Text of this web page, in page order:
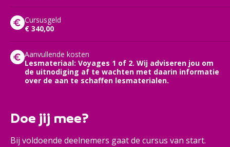
Cursusgeld
€ 340,00
Aanvullende kosten
Lesmateriaal: Voyages 1 of 2. Wij adviseren jou om
de uitnodiging af te wachten met daarin informatie
over de aan te schaffen lesmaterialen.
Doe jij mee?
Bij voldoende deelnemers gaat de cursus van start.